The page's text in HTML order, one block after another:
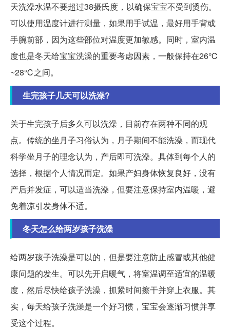
天洗澡水温不要超过38摄氏度，以确保宝宝不受到烫伤。
可以使用温度计进行测量，如果用手试温，最好用手背或
手腕前部，因为这些部位对温度更加敏感。同时，室内温
度也是冬天给宝宝洗澡的重要考虑因素，一般保持在26℃
~28℃之间。
生完孩子几天可以洗澡?
关于生完孩子后多久可以洗澡，目前存在两种不同的观
点。传统的坐月子习俗认为，月子期间不能洗澡，而现代
科学坐月子的理念认为，产后即可洗澡。具体到每个人的
选择，根据个人情况而定。如果产妇身体恢复良好，没有
产后并发症，可以适当洗澡，但要注意保持室内温暖，避
免着凉引发身体不适。
冬天怎么给两岁孩子洗澡
给两岁孩子洗澡是可以的，但是要注意防止感冒或其他健
康问题的发生。可以先开启暖气，将室温调至适宜的温暖
度，然后尽快给孩子洗澡，抓紧时间擦干并穿上衣服。其
实，每天给孩子洗澡是一个好习惯，宝宝会逐渐习惯并享
受这个过程。